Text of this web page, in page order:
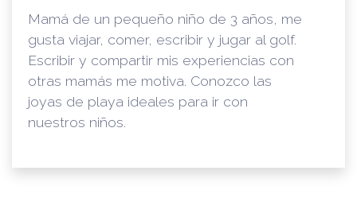
Mamá de un pequeño niño de 3 años, me
gusta viajar, comer, escribir y jugar al golf.
Escribir y compartir mis experiencias con
otras mamás me motiva. Conozco las
joyas de playa ideales para ir con
nuestros niños.